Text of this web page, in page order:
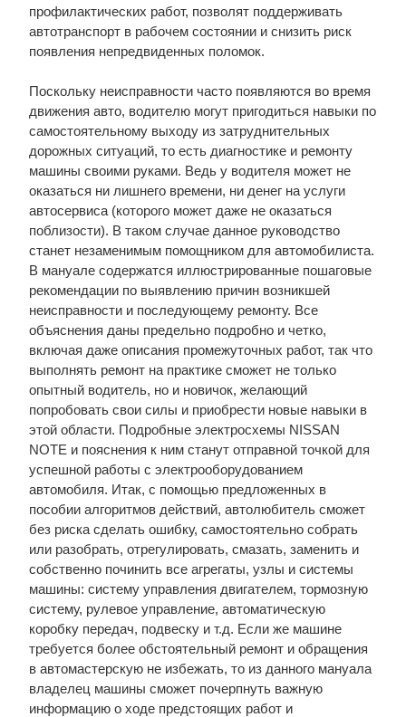
профилактических работ, позволят поддерживать
автотранспорт в рабочем состоянии и снизить риск
появления непредвиденных поломок.
Поскольку неисправности часто появляются во время
движения авто, водителю могут пригодиться навыки по
самостоятельному выходу из затруднительных
дорожных ситуаций, то есть диагностике и ремонту
машины своими руками. Ведь у водителя может не
оказаться ни лишнего времени, ни денег на услуги
автосервиса (которого может даже не оказаться
поблизости). В таком случае данное руководство
станет незаменимым помощником для автомобилиста.
В мануале содержатся иллюстрированные пошаговые
рекомендации по выявлению причин возникшей
неисправности и последующему ремонту. Все
объяснения даны предельно подробно и четко,
включая даже описания промежуточных работ, так что
выполнять ремонт на практике сможет не только
опытный водитель, но и новичок, желающий
попробовать свои силы и приобрести новые навыки в
этой области. Подробные электросхемы NISSAN
NOTE и пояснения к ним станут отправной точкой для
успешной работы с электрооборудованием
автомобиля. Итак, с помощью предложенных в
пособии алгоритмов действий, автолюбитель сможет
без риска сделать ошибку, самостоятельно собрать
или разобрать, отрегулировать, смазать, заменить и
собственно починить все агрегаты, узлы и системы
машины: систему управления двигателем, тормозную
систему, рулевое управление, автоматическую
коробку передач, подвеску и т.д. Если же машине
требуется более обстоятельный ремонт и обращения
в автомастерскую не избежать, то из данного мануала
владелец машины сможет почерпнуть важную
информацию о ходе предстоящих работ и